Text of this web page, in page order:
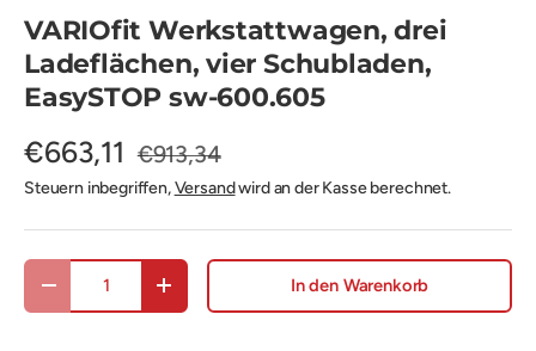
VARIOfit Werkstattwagen, drei
Ladeflächen, vier Schubladen,
EasySTOP sw-600.605
€663,11 €913,34
Steuern inbegriffen,Versandwird an der Kasse berechnet.
Anzahl
Menge verringernMenge erhöhen In den Warenkorb